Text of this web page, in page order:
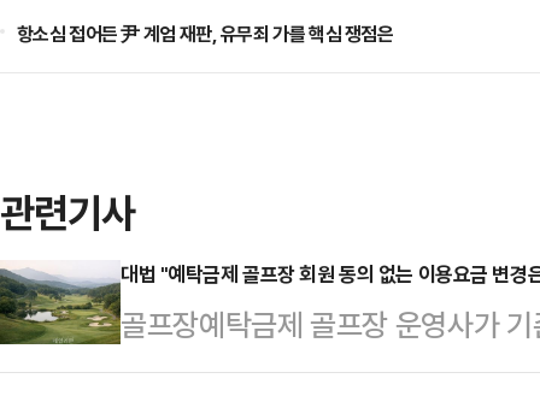
항소심 접어든 尹 계엄 재판, 유무죄 가를 핵심 쟁점은
관련기사
대법 "예탁금제 골프장 회원 동의 없는 이용요금 변경
골프장예탁금제 골프장 운영사가
일방적으로 축소한 조치는 무효라